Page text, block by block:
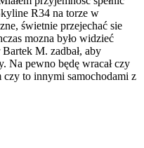
R34 na torze w
świetnie przejechać sie
mozna było widzieć
M. zadbał, aby
Na pewno będę wracał czy
to innymi samochodami z